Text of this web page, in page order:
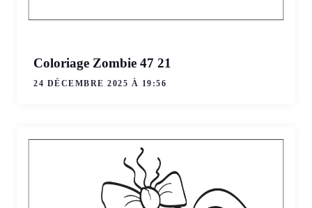
Coloriage Zombie 47 21
24 DÉCEMBRE 2025 À 19:56